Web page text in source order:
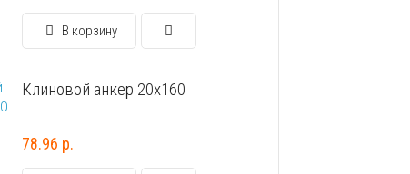
В корзину
Клиновой анкер 20х160
78.96 р.